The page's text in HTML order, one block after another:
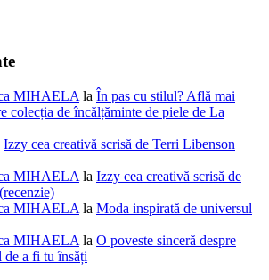
MIHAELA la În pas cu stilul? Află mai
colecția de încălțăminte de piele de La
Izzy cea creativă scrisă de Terri Libenson
MIHAELA la Izzy cea creativă scrisă de
MIHAELA la Moda inspirată de universul
MIHAELA la O poveste sinceră despre
a fi tu însăți